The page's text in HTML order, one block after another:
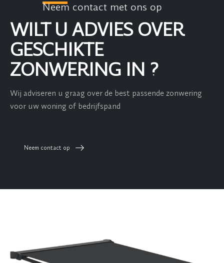
Neem contact met ons op
WILT U ADVIES OVER
GESCHIKTE
ZONWERING IN ?
Wij adviseren u graag over de best passende zonwering
voor uw woning of bedrijfspand
Neem contact op